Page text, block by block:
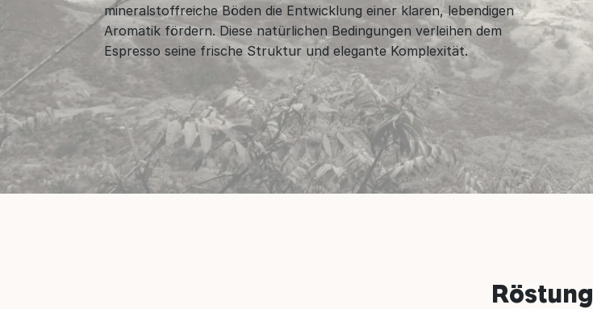
mineralstoffreiche Böden die Entwicklung einer klaren, lebendigen
Aromatik fördern. Diese natürlichen Bedingungen verleihen dem
Espresso seine frische Struktur und elegante Komplexität.
Röstung